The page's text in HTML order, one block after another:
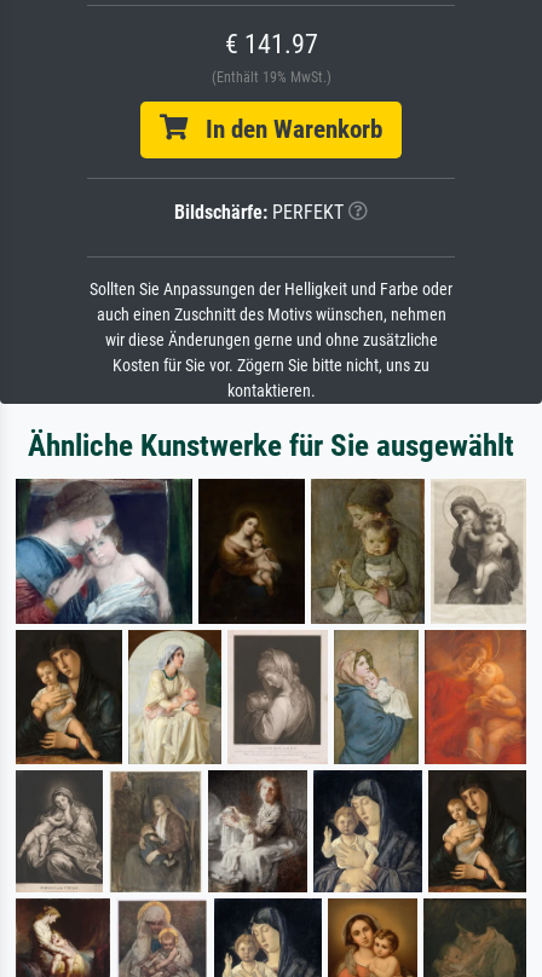
€ 141.97
(Enthält 19% MwSt.)
In den Warenkorb
Bildschärfe: PERFEKT
Sollten Sie Anpassungen der Helligkeit und Farbe oder
auch einen Zuschnitt des Motivs wünschen, nehmen
wir diese Änderungen gerne und ohne zusätzliche
Kosten für Sie vor. Zögern Sie bitte nicht, uns zu
kontaktieren.
Ähnliche Kunstwerke für Sie ausgewählt